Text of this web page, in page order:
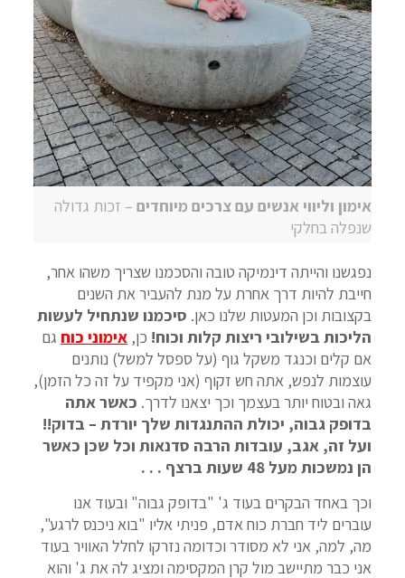
אימון וליווי אנשים עם צרכים מיוחדים– זכות גדולה
שנפלה בחלקי
נפגשנו והייתה דינמיקה טובה והסכמנו שצריך משהו אחר,
חייבת להיות דרך אחרת על מנת להעביר את השנים
בקצובות וכן המעטות שלנו כאן. סיכמנו שנתחיל לעשות
הליכות בשילובי ריצות קלות וכוח! כן, אימוני כוח גם
אם קלים וכנגד משקל גוף (על ספסל למשל) נותנים
עוצמות לנפש, אתה חש זקוף (אני מקפיד על זה כל הזמן),
גאה ובטוח יותר בעצמך וכך יצאנו לדרך. כאשר אתה
בדופק גבוה, יכולת ההתנגדות שלך יורדת – בדוק!!
ועל זה, אגב, עובדות הרבה סדנאות וכל שכן כאשר
הן נמשכות מעל 48 שעות ברצף . . .
וכך באחד הבקרים בעוד ג' "בדופק גבוה" ובעוד אנו
עוברים ליד חברת כוח אדם, פניתי אליו "בוא ניכנס לרגע",
מה, למה, אני לא מסודר וכדומה נזרקו לחלל האוויר בעוד
אני כבר מתיישב מול קרן המקסימה ומציג לה את ג' והוא